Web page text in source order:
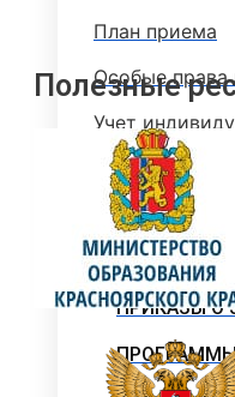
План приема
Особые
Учет
Поступление
ПОДАННЫХ
ПРИКАЗЫ О
Полезные